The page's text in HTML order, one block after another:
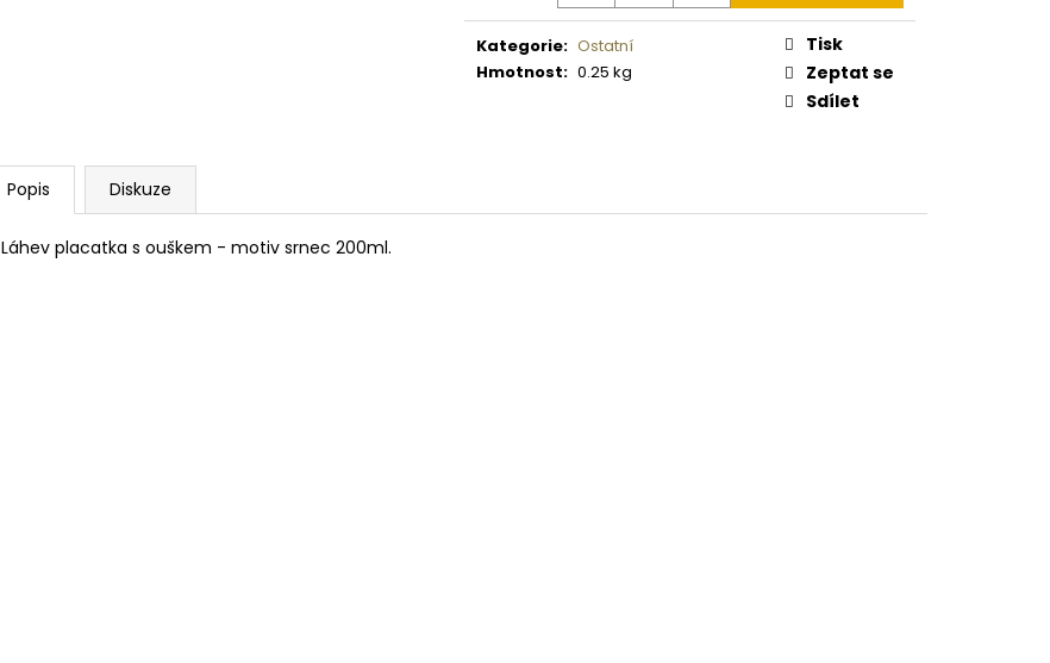
cena:
Kategorie: Ostatní
Hmotnost: 0.25 kg
Tisk
Zeptat se
Sdílet
Popis Diskuze
Láhev placatka s ouškem - motiv srnec 200ml.
CVIČNÁ MUNICE – PISTOLE KAL. .9 MM